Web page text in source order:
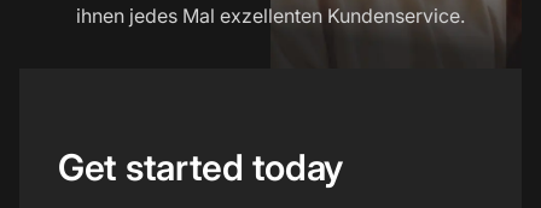
ihnen jedes Mal exzellenten Kundenservice.
Get started today